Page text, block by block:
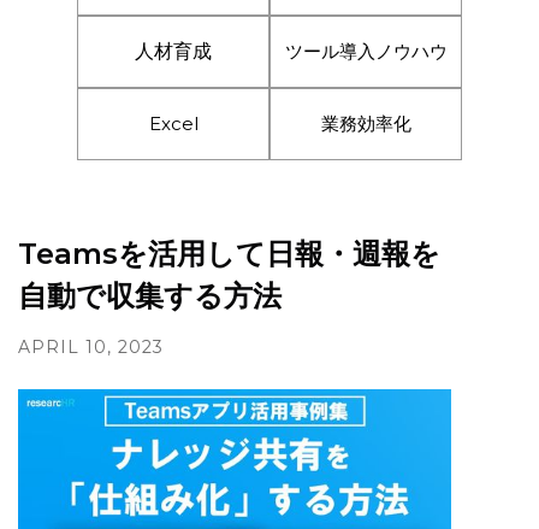
人材育成 ツール導入ノウハウ
Excel 業務効率化
Teamsを活用して日報・週報を
自動で収集する方法
APRIL 10, 2023